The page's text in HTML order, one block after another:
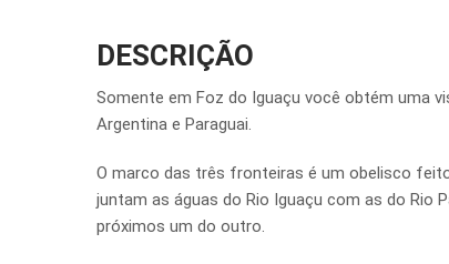
DESCRIÇÃO
Somente em Foz do Iguaçu você obtém uma
Argentina e Paraguai.
O marco das três fronteiras é um obelisco
juntam as águas do Rio Iguaçu com as do Rio
próximos um do outro.